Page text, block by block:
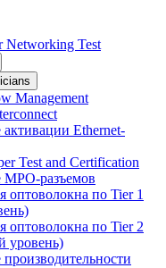
Networking Test
Management
активации Ethernet-
Test and Certification
МРО-разъемов
оптоволокна по Tier 1
оптоволокна по Tier 2
уровень)